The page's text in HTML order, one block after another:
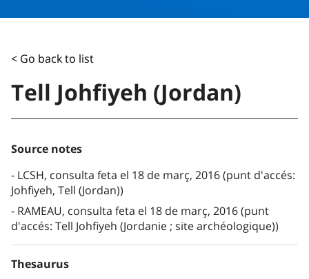
< Go back to list
Tell Johfiyeh (Jordan)
Source notes
LCSH, consulta feta el 18 de març, 2016 (punt d'accés:
Johfiyeh, Tell (Jordan))
RAMEAU, consulta feta el 18 de març, 2016 (punt
d'accés: Tell Johfiyeh (Jordanie ; site archéologique))
Thesaurus